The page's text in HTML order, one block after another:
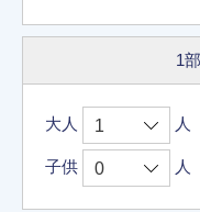
1
大人 人
子供 人